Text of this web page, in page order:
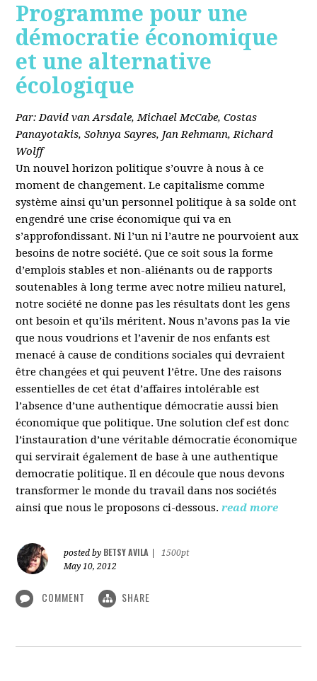
Programme pour une
démocratie économique
et une alternative
écologique
Par: David van Arsdale, Michael McCabe, Costas
Panayotakis, Sohnya Sayres, Jan Rehmann, Richard
Wolff
Un nouvel horizon politique s’ouvre à nous à ce
moment de changement. Le capitalisme comme
système ainsi qu’un personnel politique à sa solde ont
engendré une crise économique qui va en
s’approfondissant. Ni l’un ni l’autre ne pourvoient aux
besoins de notre société. Que ce soit sous la forme
d’emplois stables et non-aliénants ou de rapports
soutenables à long terme avec notre milieu naturel,
notre société ne donne pas les résultats dont les gens
ont besoin et qu’ils méritent. Nous n’avons pas la vie
que nous voudrions et l’avenir de nos enfants est
menacé à cause de conditions sociales qui devraient
être changées et qui peuvent l’être. Une des raisons
essentielles de cet état d’affaires intolérable est
l’absence d’une authentique démocratie aussi bien
économique que politique. Une solution clef est donc
l’instauration d’une véritable démocratie économique
qui servirait également de base à une authentique
democratie politique. Il en découle que nous devons
transformer le monde du travail dans nos sociétés
ainsi que nous le proposons ci-dessous. read more
posted by BETSY AVILA
1500pt
May 10, 2012
COMMENT SHARE